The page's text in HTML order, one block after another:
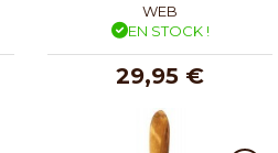
WEB
EN STOCK !
29,95 €